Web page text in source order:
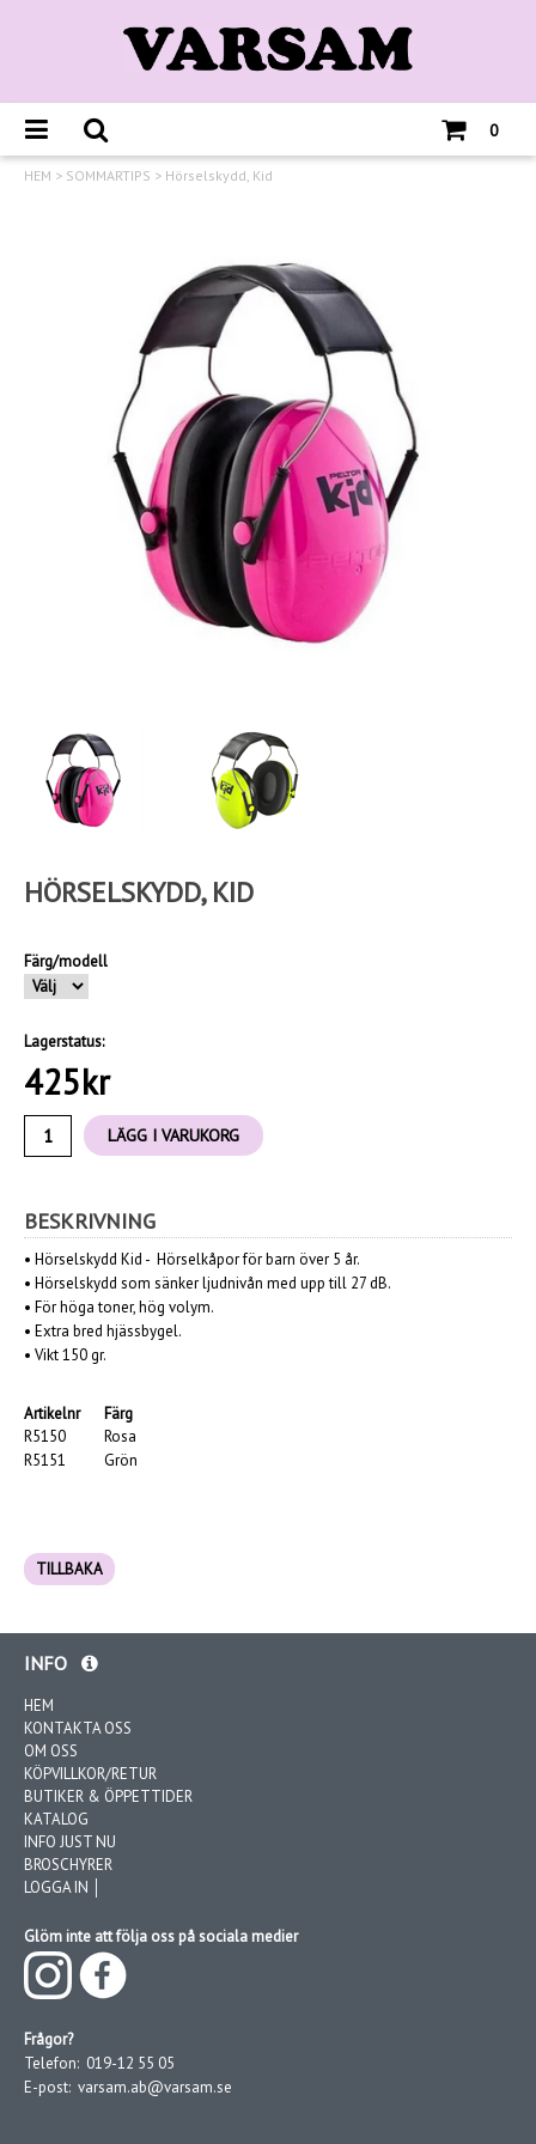
0
HEM > SOMMARTIPS > Hörselskydd, Kid
HÖRSELSKYDD, KID
Färg/modell
Lagerstatus:
425kr
LÄGG I VARUKORG
BESKRIVNING
• Hörselskydd Kid - Hörselkåpor för barn över 5 år.
• Hörselskydd som sänker ljudnivån med upp till 27 dB.
• För höga toner, hög volym.
• Extra bred hjässbygel.
• Vikt 150 gr.
Artikelnr
Färg
R5150
Rosa
R5151
Grön
TILLBAKA
INFO
HEM
KONTAKTA OSS
OM OSS
KÖPVILLKOR/RETUR
BUTIKER & ÖPPETTIDER
KATALOG
INFO JUST NU
BROSCHYRER
LOGGA IN │
Glöm inte att följa oss på sociala medier
Frågor?
Telefon: 019-12 55 05
E-post: varsam.ab@varsam.se